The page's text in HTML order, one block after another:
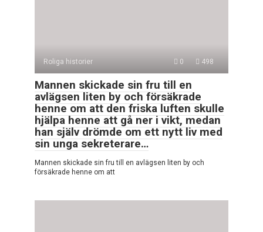
Roliga historier 0 498
Mannen skickade sin fru till en
avlägsen liten by och försäkrade
henne om att den friska luften skulle
hjälpa henne att gå ner i vikt, medan
han själv drömde om ett nytt liv med
sin unga sekreterare…
Mannen skickade sin fru till en avlägsen liten by och
försäkrade henne om att